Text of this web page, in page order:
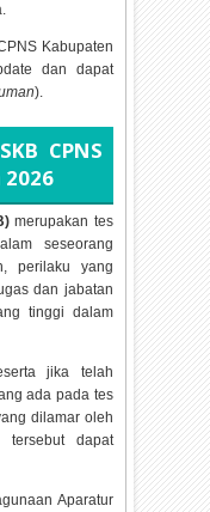
Kabupaten
dan dapat
).
CPNS
2026
merupakan tes
seseorang
perilaku yang
dan jabatan
tinggi dalam
jika telah
ada pada tes
dilamar oleh
tersebut dapat
Aparatur